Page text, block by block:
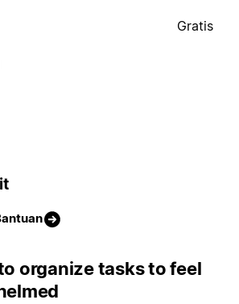
Gratis
organize tasks to feel